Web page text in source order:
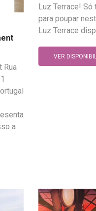
Rua
a
Luz Terrace!
para poupar
Luz Terrace
VER